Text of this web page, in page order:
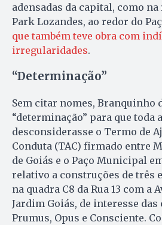
adensadas da capital, como na
Park Lozandes, ao redor do
que também teve obra com
irregularidades.
“Determinação”
Sem citar nomes, Branquinho
“determinação” para que toda
desconsiderasse o Termo de
Conduta (TAC) firmado entre
de Goiás e o Paço Municipal
relativo a construções de três
na quadra C8 da Rua 13 com a
Jardim Goiás, de interesse
Prumus, Opus e Consciente.